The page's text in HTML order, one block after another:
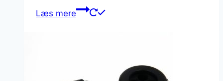
Læs mere